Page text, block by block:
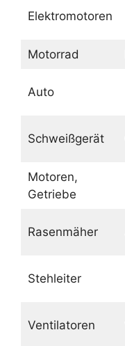
Elektromotoren
Motorrad
Auto
Schweißgerät
Motoren,
Getriebe
Rasenmäher
Stehleiter
Ventilatoren